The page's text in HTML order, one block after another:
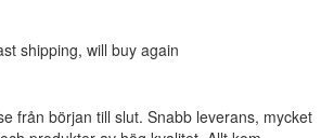
shipping, will buy again
från början till slut. Snabb leverans, mycket